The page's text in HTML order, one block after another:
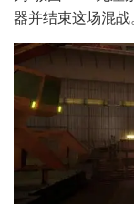
器并结束这场混战